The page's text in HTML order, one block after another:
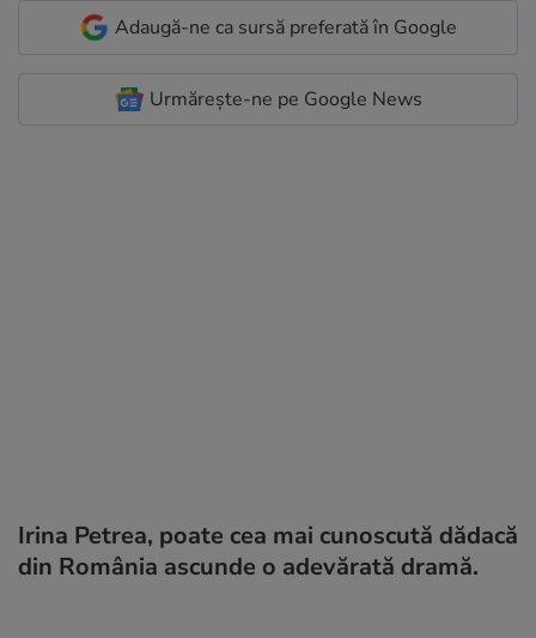
Adaugă-ne ca sursă preferată în Google
Urmărește-ne pe Google News
Irina Petrea, poate cea mai cunoscută dădacă
din România ascunde o adevărată dramă.